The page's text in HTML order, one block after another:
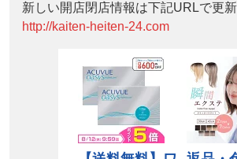
新しい開店閉店情報は下記URLで更新
http://kaiten-heiten-24.com